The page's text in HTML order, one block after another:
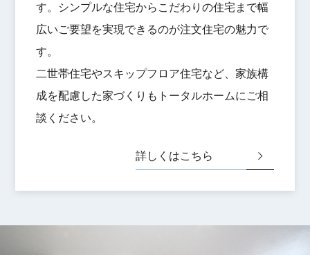
す。シンプルな住宅からこだわりの住宅まで幅
広いご要望を実現できるのが注文住宅の魅力で
す。
二世帯住宅やスキップフロア住宅など、家族構
成を配慮した家づくりもトータルホームにご相
談ください。
詳しくはこちら